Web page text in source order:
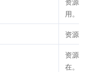
用。
资源
资源
在。